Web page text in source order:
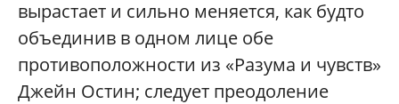
вырастает и сильно меняется, как будто
объединив в одном лице обе
противоположности из «Разума и чувств»
Джейн Остин; следует преодоление